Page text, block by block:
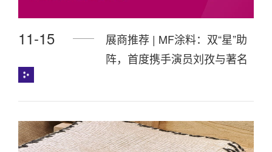
11-15
展商推荐 | MF涂料：双“星”助
阵，首度携手演员刘孜与著名